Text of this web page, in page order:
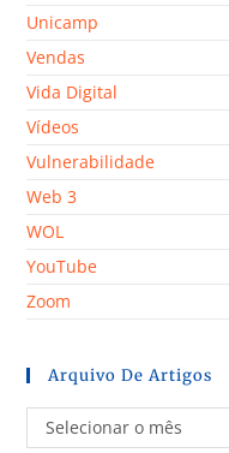
Unicamp
Vendas
Vida Digital
Vídeos
Vulnerabilidade
Web 3
WOL
YouTube
Zoom
Arquivo De Artigos
Selecionar o mês